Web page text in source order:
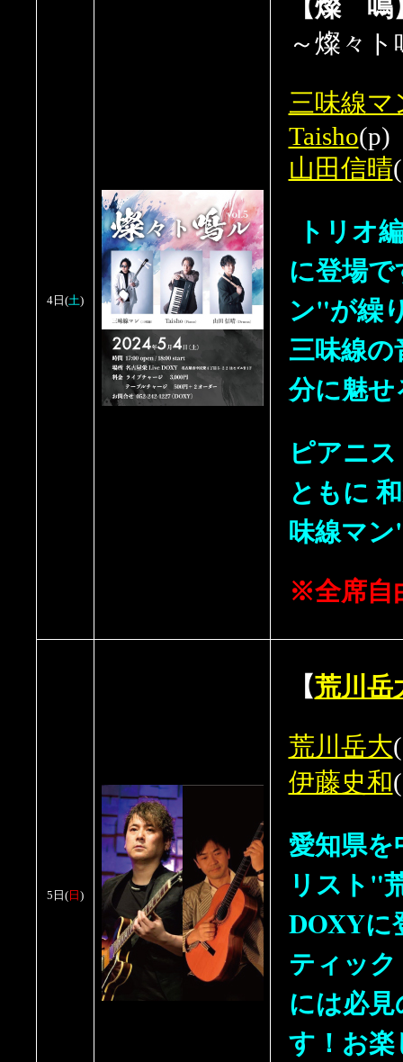
4日(土)
【燦 鳴
～燦々
三味線マ
Taisho(p)
山田信晴
トリオ
に登場
ン"が繰
三味線
分に魅
ピアニ
ともに
味線マ
※全席自
5日(日)
【荒川岳
荒川岳大
伊藤史和
愛知県
リスト"
DOXYに
ティッ
には必
す！お